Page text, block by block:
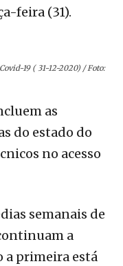
feira (31).
19 ( 31-12-2020) / Foto:
as
do estado do
no acesso
semanais de
a
a primeira está